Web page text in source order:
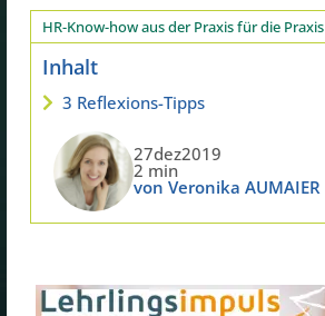
HR-Know-how aus der Praxis für die Praxis
Inhalt
3 Reflexions-Tipps
27dez2019
2 min
von Veronika AUMAIER